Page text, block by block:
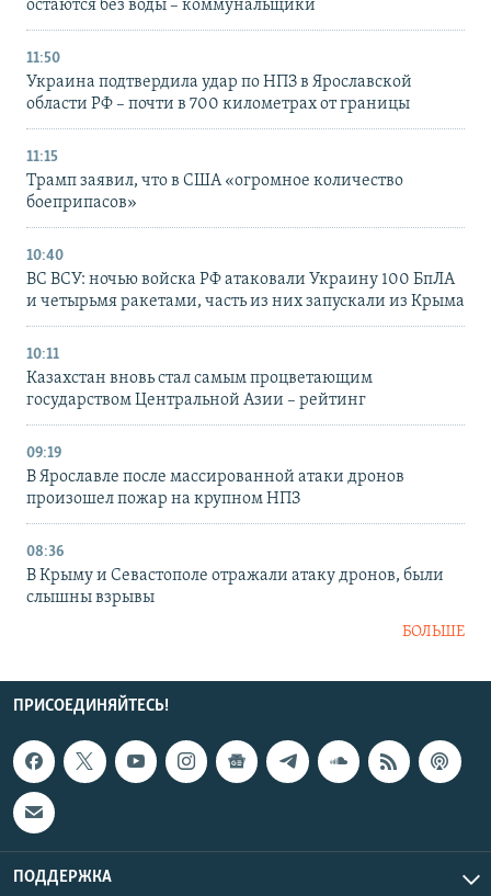
остаются без воды – коммунальщики
11:50
Украина подтвердила удар по НПЗ в Ярославской
области РФ – почти в 700 километрах от границы
11:15
Трамп заявил, что в США «огромное количество
боеприпасов»
10:40
ВС ВСУ: ночью войска РФ атаковали Украину 100 БпЛА
и четырьмя ракетами, часть из них запускали из Крыма
10:11
Казахстан вновь стал самым процветающим
государством Центральной Азии – рейтинг
09:19
В Ярославле после массированной атаки дронов
произошел пожар на крупном НПЗ
08:36
В Крыму и Севастополе отражали атаку дронов, были
слышны взрывы
БОЛЬШЕ
ПРИСОЕДИНЯЙТЕСЬ!
ПОДДЕРЖКА